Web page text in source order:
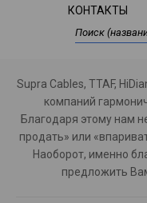
КОНТАКТЫ
Supra Cables, TTAF,
компаний
Благодаря этому нам
продать» или
Наоборот, именно
предложить